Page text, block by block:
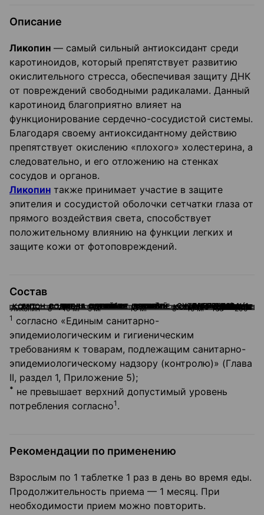
Описание
Ликопин — самый сильный антиоксидант среди
каротиноидов, который препятствует развитию
окислительного стресса, обеспечивая защиту ДНК
от повреждений свободными радикалами. Данный
каротиноид благоприятно влияет на
функционирование сердечно-сосудистой системы.
Благодаря своему антиоксидантному действию
препятствует окислению «плохого» холестерина, а
следовательно, и его отложению на стенках
сосудов и органов.
Ликопин также принимает участие в защите
эпителия и сосудистой оболочки сетчатки глаза от
прямого воздействия света, способствует
положительному влиянию на функции легких и
защите кожи от фотоповреждений.
Состав
КОМПОНЕНТ СОДЕРЖАНИЕ В 1 ТАБЛЕТКЕ АДЕКВАТНЫЙ УРОВЕНЬ СУТОЧНОГО ПОТРЕБЛЕНИЯ1 ВЕРХНИЙ ДОПУСТИМЫЙ УРОВЕНЬ ПОТРЕБЛЕНИЯ1 СУТОЧНАЯ ДОЗА (1 ТАБЛЕТКА) СОДЕРЖИТ
КОЛИЧЕСТВО % АДЕКВАТНОГО УРОВНЯ СУТОЧНОГО ПОТРЕБЛЕНИЯ1
Ликопин 8 — 10 мг 5 мг 10 мг 8 — 10 мг
160 — 200*
1 согласно «Единым санитарно-
эпидемиологическим и гигиеническим
требованиям к товарам, подлежащим санитарно-
эпидемиологическому надзору (контролю)» (Глава
II, раздел 1, Приложение 5);
* не превышает верхний допустимый уровень
потребления согласно1 .
Рекомендации по применению
Взрослым по 1 таблетке 1 раз в день во время еды.
Продолжительность приема — 1 месяц. При
необходимости прием можно повторить.